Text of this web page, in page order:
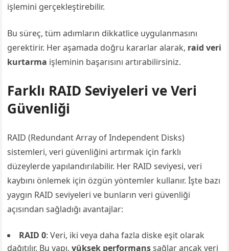
işlemini gerçekleştirebilir.
Bu süreç, tüm adımların dikkatlice uygulanmasını
gerektirir. Her aşamada doğru kararlar alarak, raid veri
kurtarma işleminin başarısını artırabilirsiniz.
Farklı RAID Seviyeleri ve Veri
Güvenliği
RAID (Redundant Array of Independent Disks)
sistemleri, veri güvenliğini artırmak için farklı
düzeylerde yapılandırılabilir. Her RAID seviyesi, veri
kaybını önlemek için özgün yöntemler kullanır. İşte bazı
yaygın RAID seviyeleri ve bunların veri güvenliği
açısından sağladığı avantajlar:
RAID 0: Veri, iki veya daha fazla diske eşit olarak
dağıtılır. Bu yapı,yüksek performanssağlar ancak veri